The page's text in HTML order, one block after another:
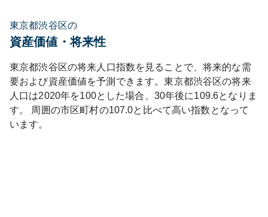
東京都渋谷区の
資産価値・将来性
東京都渋谷区の将来人口指数を見ることで、将来的な需
要および資産価値を予測できます。東京都渋谷区の将来
人口は2020年を100とした場合、30年後に109.6となりま
す。
周囲の市区町村の107.0と比べて高い指数となって
います。